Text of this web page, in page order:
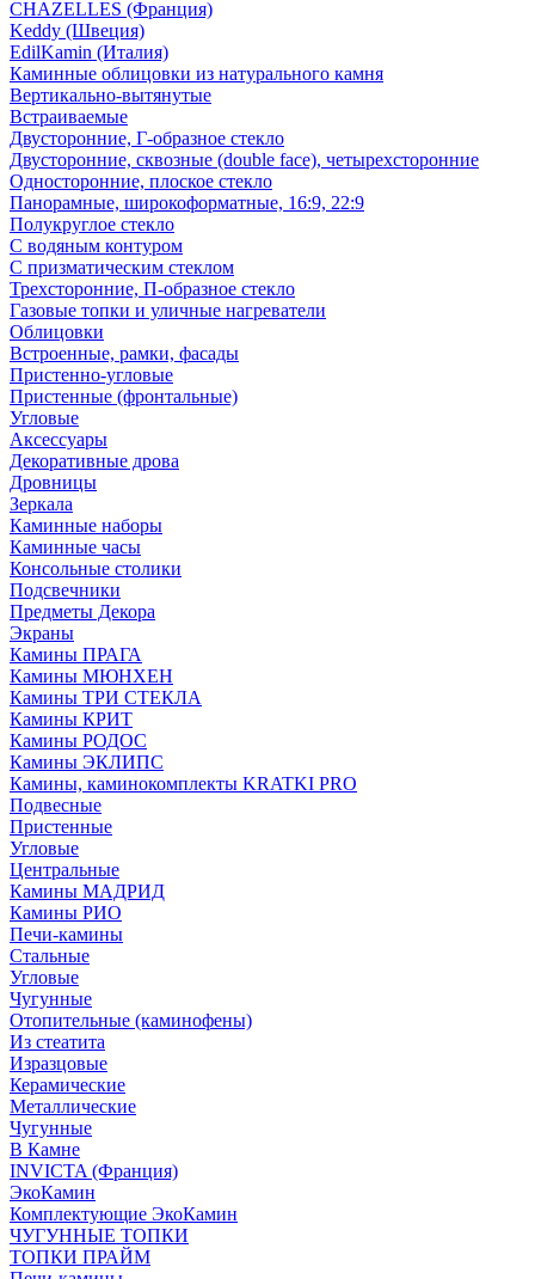
CHAZELLES (Франция)
Keddy (Швеция)
EdilKamin (Италия)
Каминные облицовки из натурального камня
Вертикально-вытянутые
Встраиваемые
Двусторонние, Г-образное стекло
Двусторонние, сквозные (double face), четырехсторонние
Односторонние, плоское стекло
Панорамные, широкоформатные, 16:9, 22:9
Полукруглое стекло
С водяным контуром
С призматическим стеклом
Трехсторонние, П-образное стекло
Газовые топки и уличные нагреватели
Облицовки
Встроенные, рамки, фасады
Пристенно-угловые
Пристенные (фронтальные)
Угловые
Аксессуары
Декоративные дрова
Дровницы
Зеркала
Каминные наборы
Каминные часы
Консольные столики
Подсвечники
Предметы Декора
Экраны
Камины ПРАГА
Камины МЮНХЕН
Камины ТРИ СТЕКЛА
Камины КРИТ
Камины РОДОС
Камины ЭКЛИПС
Камины, каминокомплекты KRATKI PRO
Подвесные
Пристенные
Угловые
Центральные
Камины МАДРИД
Камины РИО
Печи-камины
Стальные
Угловые
Чугунные
Отопительные (каминофены)
Из стеатита
Изразцовые
Керамические
Металлические
Чугунные
В Камне
INVICTA (Франция)
ЭкоКамин
Комплектующие ЭкоКамин
ЧУГУННЫЕ ТОПКИ
ТОПКИ ПРАЙМ